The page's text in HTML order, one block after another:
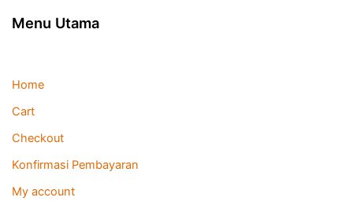
Menu Utama
Home
Cart
Checkout
Konfirmasi Pembayaran
My account